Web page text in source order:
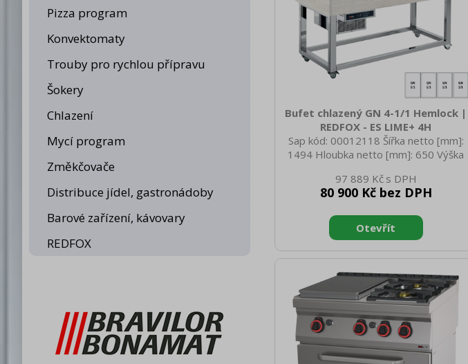
Pizza program
Konvektomaty
Trouby pro rychlou přípravu
Šokery
Chlazení
Mycí program
Změkčovače
Distribuce jídel, gastronádoby
Barové zařízení, kávovary
REDFOX
Bufet chlazený GN 4-1/1 Hemlock |
REDFOX - ES LIME+ 4H
Sap kód: 00012118 Šířka netto [mm]:
1494 Hloubka netto [mm]: 650 Výška
95.00 Šířka brutto [mm]: 1558 Hloubka
brutto [mm]: 714 Výška brutto [mm]:
Typ spotřebiče: Elektrické zařízení Typ
bufetu: LIME - chlazený, statické
chlazení, mělký Typ vlastností zařízení:
Hemlock Příkon elektrický [kW]: 0.247
Napájení: 230 V / 1N - 50 Hz Počet GN
/ EN zařízení: 4 Velikost GN /
97 889 Kč
80 900 Kč bez DPH